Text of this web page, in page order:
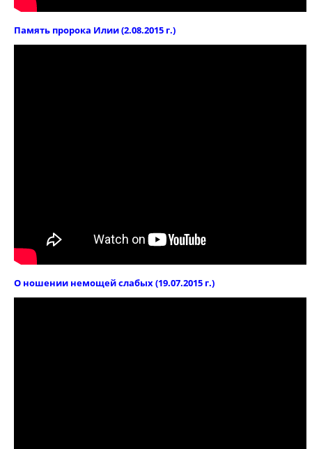
Память пророка Илии (2.08.2015 г.)
О ношении немощей слабых (19.07.2015 г.)